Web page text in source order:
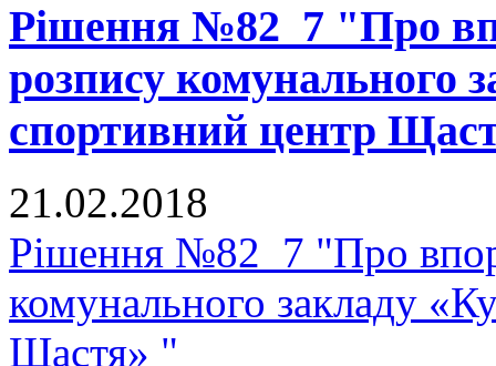
Рішення №82_7 "Про
розпису комунального
спортивний центр
21.02.2018
Рішення №82_7 "Про
комунального закладу
Щастя» "